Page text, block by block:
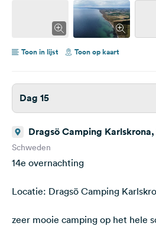
Toon in lijst Toon op kaart
Dag 15
Dragsö Camping
Schweden
14e overnachting
Locatie: Dragsö Camping
zeer mooie camping op het hele